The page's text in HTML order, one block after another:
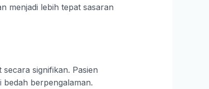
menjadi lebih tepat sasaran
signifikan. Pasien
berpengalaman.